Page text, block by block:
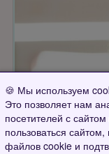
🍪 Мы используем
Это позволяет нам
посетителей с
пользоваться
файлов cookie и